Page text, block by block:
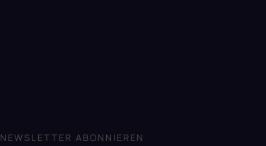
NEWSLETTER ABONNIEREN